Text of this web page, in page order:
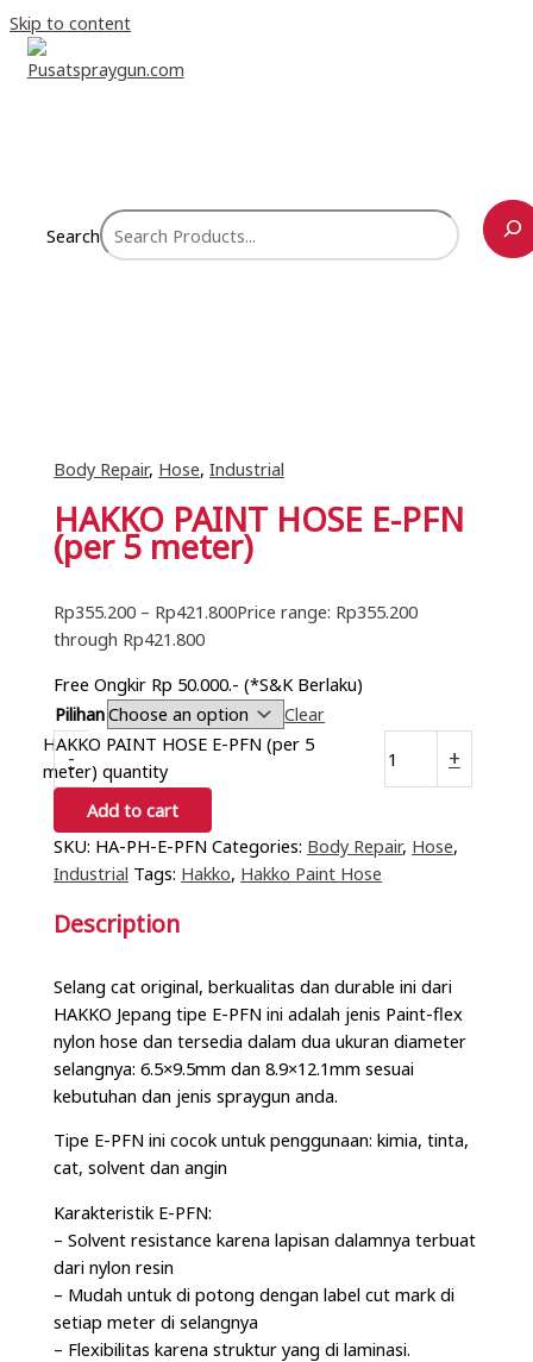
Skip to content
Search
Body Repair, Hose,Industrial
HAKKO PAINT HOSE E-PFN
(per 5 meter)
Rp355.200 – Rp421.800Price range: Rp355.200
through Rp421.800
Free Ongkir Rp 50.000.- (*S&K Berlaku)
Pilihan
Clear
-
HAKKO PAINT HOSE E-PFN (per 5
meter) quantity
+
Add to cart
SKU: HA-PH-E-PFN Categories: Body Repair, Hose,
Industrial Tags: Hakko, Hakko Paint Hose
Description
Selang cat original, berkualitas dan durable ini dari
HAKKO Jepang tipe E-PFN ini adalah jenis Paint-flex
nylon hose dan tersedia dalam dua ukuran diameter
selangnya: 6.5×9.5mm dan 8.9×12.1mm sesuai
kebutuhan dan jenis spraygun anda.
Tipe E-PFN ini cocok untuk penggunaan: kimia, tinta,
cat, solvent dan angin
Karakteristik E-PFN:
– Solvent resistance karena lapisan dalamnya terbuat
dari nylon resin
– Mudah untuk di potong dengan label cut mark di
setiap meter di selangnya
– Flexibilitas karena struktur yang di laminasi.